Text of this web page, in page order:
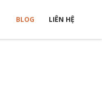
BLOG LIÊN HỆ